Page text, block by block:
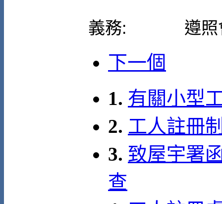
義務: 遵照會
下一個
1. 有關小型
2. 工人註冊
3. 致屋宇署
查